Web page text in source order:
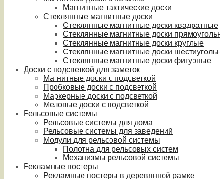
Магнитные тактические доски
Стеклянные магнитные доски
Стеклянные магнитные доски квадратные
Стеклянные магнитные доски
Стеклянные магнитные доски круглые
Стеклянные магнитные доски
Стеклянные магнитные доски фигурные
Доски с подсветкой для заметок
Магнитные доски с подсветкой
Пробковые доски с подсветкой
Маркерные доски с подсветкой
Меловые доски с подсветкой
Рельсовые системы
Рельсовые системы для дома
Рельсовые системы для заведений
Модули для рельсовой системы
Полотна для рельсовых систем
Механизмы рельсовой системы
Рекламные постеры
Рекламные постеры в деревянной рамке